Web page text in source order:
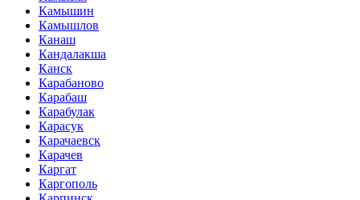
Камышин
Камышлов
Канаш
Кандалакша
Канск
Карабаново
Карабаш
Карабулак
Карасук
Карачаевск
Карачев
Каргат
Каргополь